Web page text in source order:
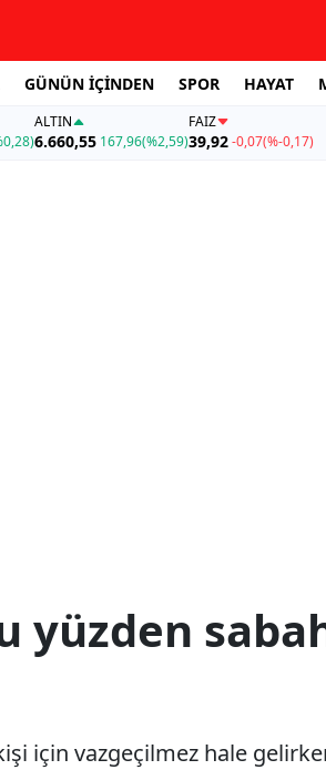
GÜNÜN İÇİNDEN SPOR HAYAT
ALTIN
6.660,55 167,96(%2,59)
FAİZ
39,92-0,07(%-0,17)
yüzden
için vazgeçilmez hale